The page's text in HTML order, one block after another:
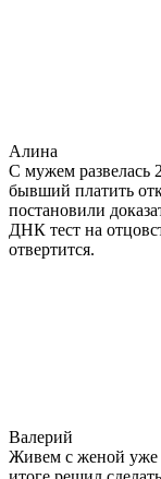
Алина
С мужем развелась
бывший платить
постановили
ДНК тест на
отвертится.
Валерий
Живем с женой уже